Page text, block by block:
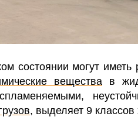
состоянии могут
вещества в
, выделяет 9